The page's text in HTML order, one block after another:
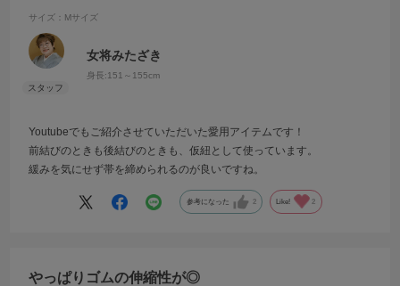
サイズ：Mサイズ
女将みたざき
身長:151～155cm
Youtubeでもご紹介させていただいた愛用アイテムです！
前結びのときも後結びのときも、仮紐として使っています。
緩みを気にせず帯を締められるのが良いですね。
参考になった 2 Like! 2
やっぱりゴムの伸縮性が◎